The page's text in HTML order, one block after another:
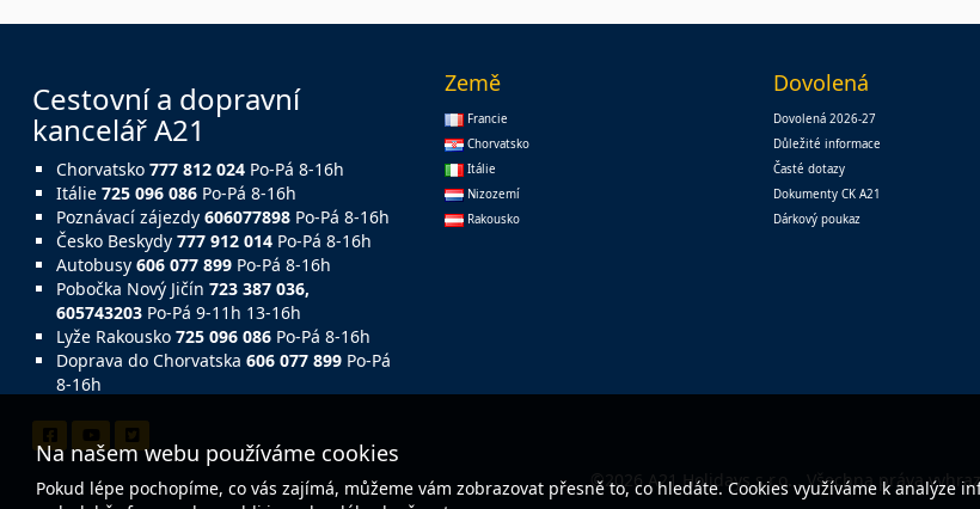
Cestovní a dopravní
kancelář A21
Chorvatsko 777 812 024 Po-Pá 8-16h
Itálie 725 096 086 Po-Pá 8-16h
Poznávací zájezdy 606077898 Po-Pá 8-16h
Česko Beskydy 777 912 014 Po-Pá 8-16h
Autobusy 606 077 899 Po-Pá 8-16h
Pobočka Nový Jičín 723 387 036,
605743203 Po-Pá 9-11h 13-16h
Lyže Rakousko 725 096 086 Po-Pá 8-16h
Doprava do Chorvatska 606 077 899 Po-Pá
8-16h
Země
Francie
Chorvatsko
Itálie
Nizozemí
Rakousko
Dovolená
Dovolená 2026-27
Důležité informace
Časté dotazy
Dokumenty CK A21
Dárkový poukaz
©2026 A21 Holidays s.r.o. . Všechna práva
Na našem webu používáme cookies
Pokud lépe pochopíme, co vás zajímá, můžeme vám zobrazovat přesně to, co hledáte. Cookies využíváme k analýze